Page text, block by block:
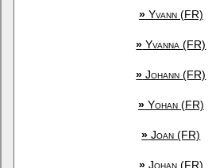
»Yvann (FR)
» Yvanna (FR)
» Johann (FR)
»Yohan (FR)
» Joan (FR)
»Johan (FR)